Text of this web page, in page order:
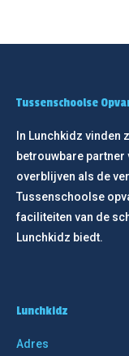
Tussenschoolse
In Lunchkidz vinden
betrouwbare
overblijven als de
Tussenschoolse
faciliteiten van de
Lunchkidz biedt.
Lunchkidz
Adres